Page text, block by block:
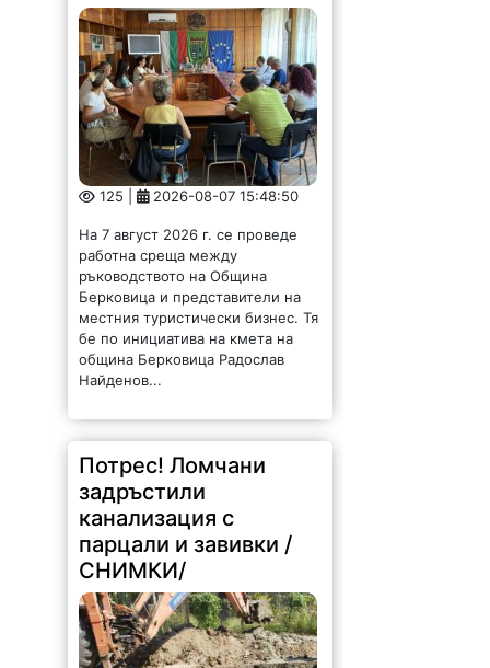
125 | 2026-08-07 15:48:50
На 7 август 2026 г. се проведе
работна среща между
ръководството на Община
Берковица и представители на
местния туристически бизнес. Тя
бе по инициатива на кмета на
община Берковица Радослав
Найденов...
Потрес! Ломчани
задръстили
канализация с
парцали и завивки /
СНИМКИ/